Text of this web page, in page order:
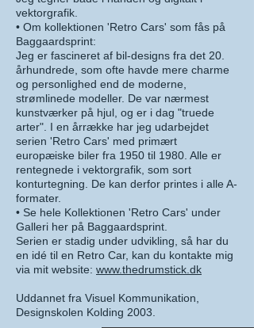
vektorgrafik.
• Om kollektionen 'Retro Cars' som fås på
Baggaardsprint:
Jeg er fascineret af bil-designs fra det 20.
århundrede, som ofte havde mere charme
og personlighed end de moderne,
strømlinede modeller. De var nærmest
kunstværker på hjul, og er i dag "truede
arter". I en årrække har jeg udarbejdet
serien 'Retro Cars' med primært
europæiske biler fra 1950 til 1980. Alle er
rentegnede i vektorgrafik, som sort
konturtegning. De kan derfor printes i alle A-
formater.
• Se hele Kollektionen 'Retro Cars' under
Galleri her på Baggaardsprint.
Serien er stadig under udvikling, så har du
en idé til en Retro Car, kan du kontakte mig
via mit website: www.thedrumstick.dk
Uddannet fra Visuel Kommunikation,
Designskolen Kolding 2003.